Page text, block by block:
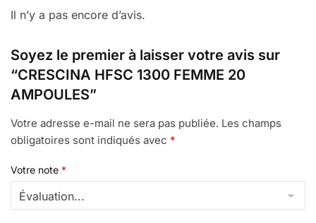
Il n’y a pas encore d’avis.
Soyez le premier à laisser votre avis sur
“CRESCINA HFSC 1300 FEMME 20
AMPOULES”
Votre adresse e-mail ne sera pas publiée. Les champs
obligatoires sont indiqués avec *
Votre note *